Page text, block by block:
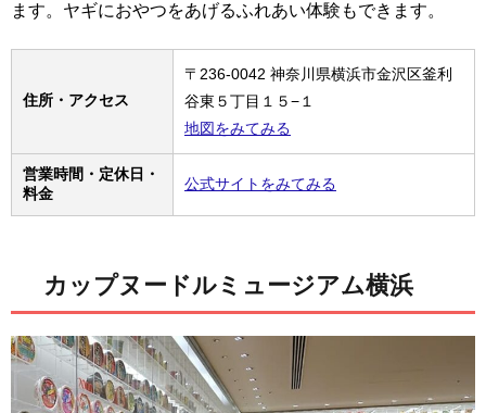
ます。ヤギにおやつをあげるふれあい体験もできます。
住所・アクセス
〒236-0042 神奈川県横浜市金沢区釜利
谷東５丁目１５−１
地図をみてみる
営業時間・定休日・
料金
公式サイトをみてみる
カップヌードルミュージアム横浜